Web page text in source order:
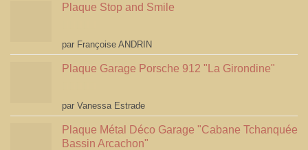
Plaque Stop and Smile
Note4
sur 5
par Françoise ANDRIN
Plaque Garage Porsche 912 "La Girondine"
Note5sur 5
par Vanessa Estrade
Plaque Métal Déco Garage "Cabane Tchanquée
Bassin Arcachon"